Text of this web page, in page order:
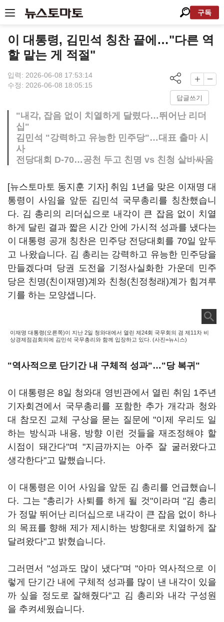
구독
이 대통령, 김민석 칭찬 끝에…"다른 역
할 맡는 게 적절"
입력: 2026-06-08 17:53:14
수정: 2026-06-08 18:05:15
답글쓰기
"내각, 잡음 없이 치열하게 달렸다…뛰어난 리더
십"
김민석 "강력하고 유능한 민주당"…대표 출마 시
사
전당대회 D-70…공천 두고 친명 vs 친청 샅바싸움
[뉴스토마토 동지훈 기자] 취임 1년을 맞은 이재명 대
통령이 사임을 앞둔 김민석 국무총리를 칭찬했습니
다. 김 총리의 리더십으로 내각이 큰 잡음 없이 치열
하게 달린 결과 짧은 시간 안에 가시적 성과를 냈다는
이 대통령 공개 칭찬은 민주당 전당대회를 70일 앞두
고 나왔습니다. 김 총리는 강력하고 유능한 민주당을
만들겠다며 당권 도전을 기정사실화한 가운데 민주
당은 친명(친이재명)계와 친청(친정청래)계가 힘겨루
기를 하는 모양샙니다.
이재명 대통령(오른쪽)이 지난 2일 청와대에서 열린 제24회 국무회의 겸 제11차 비
상경제점검회의에 김민석 국무총리와 함께 입장하고 있다. (사진=뉴시스)
"역사적으로 단기간 내 구체적 성과"…"당 복귀"
이 대통령은 8일 청와대 영빈관에서 열린 취임 1주년
기자회견에서 국무총리를 포함한 추가 개각과 청와
대 참모진 교체 구상을 묻는 질문에 "이제 우리도 일
하는 방식과 내용, 방향 이런 것들을 재조정해야 할
시점이 돼간다"며 "지금까지는 아주 잘 굴러왔다고
생각한다"고 말했습니다.
이 대통령은 이어 사임을 앞둔 김 총리를 언급했습니
다. 그는 "총리가 사퇴를 하게 될 것"이라며 "김 총리
가 정말 뛰어난 리더십으로 내각이 큰 잡음 없이 하나
의 목표를 향해 제가 제시하는 방향대로 치열하게 잘
달려왔다"고 밝혔습니다.
그러면서 "성과도 많이 냈다"며 "아마 역사적으로 이
렇게 단기간 내에 구체적 성과를 많이 낸 내각이 있을
까 싶을 정도로 잘해줬다"고 김 총리와 내각 구성원
을 추켜세웠습니다.